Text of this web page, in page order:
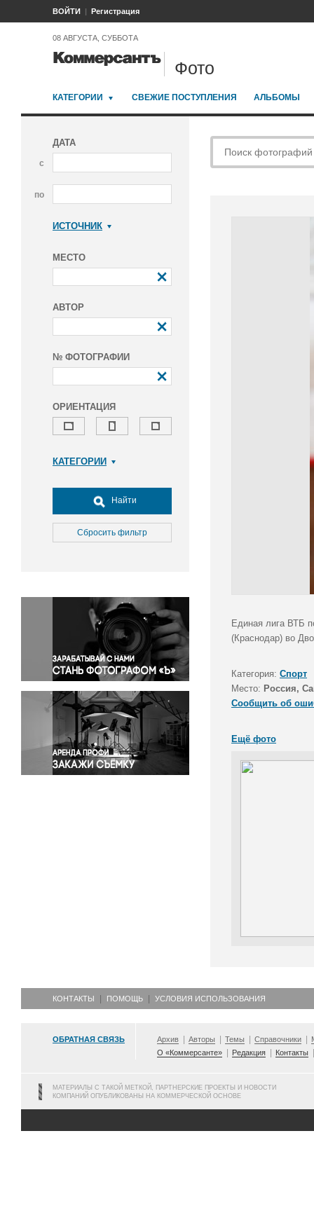
ВОЙТИ Регистрация
08 АВГУСТА, СУББОТА
Фото
КАТЕГОРИИ СВЕЖИЕ ПОСТУПЛЕНИЯ АЛЬБОМЫ
ДАТА
с
по
ИСТОЧНИК
МЕСТО
АВТОР
№ ФОТОГРАФИИ
ОРИЕНТАЦИЯ
КАТЕГОРИИ
Досуг, туризм и отдых
Культура
Медицина
Окружающая среда
Политика
Правосудие
Происшествия и конфликты
Религия
Светская жизнь
Спорт
Экология
Экономика и бизнес
Найти
Сбросить фильтр
Единая лига ВТБ
(Краснодар) во
Категория: Спорт
Место: Россия,
Сообщить об
Ещё фото
КОНТАКТЫ ПОМОЩЬ УСЛОВИЯ ИСПОЛЬЗОВАНИЯ
ОБРАТНАЯ СВЯЗЬ Архив Авторы Темы Справочники
О «Коммерсанте»
Редакция Контакты
МАТЕРИАЛЫ С ТАКОЙ МЕТКОЙ, ПАРТНЕРСКИЕ ПРОЕКТЫ И НОВОСТИ
КОМПАНИЙ ОПУБЛИКОВАНЫ НА КОММЕРЧЕСКОЙ ОСНОВЕ